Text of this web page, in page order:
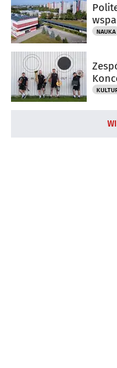
NAUKA